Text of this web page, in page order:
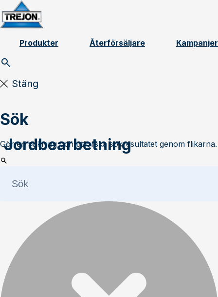
Skip to content
Produkter Återförsäljare Kampanjer
Stäng
Sök
Gör en sökning och utforska sökresultatet genom flikarna.
Jordbearbetning